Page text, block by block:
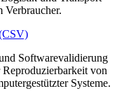
Verbraucher.
Softwarevalidierung
von
Systeme.